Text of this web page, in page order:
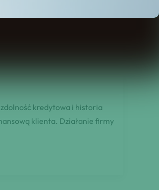
zgromadzonych w BIK. Dzięki
kredytowa i historia
klienta. Działanie firmy